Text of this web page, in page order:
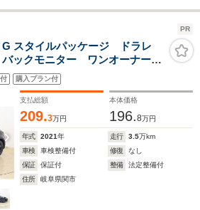
PR
スタイルパッケージ ドラレ
クモニター ワンオーナー
オ トヨタセーフティーセン
ヘッドライト
購入プラン付
支払総額
209.3万円
本体価格
196.8万円
年式 2021年 走行 3.5万km
車検
車検整備付 修復
なし
保証
保証付 整備
法定整備付
住所
岐阜県関市